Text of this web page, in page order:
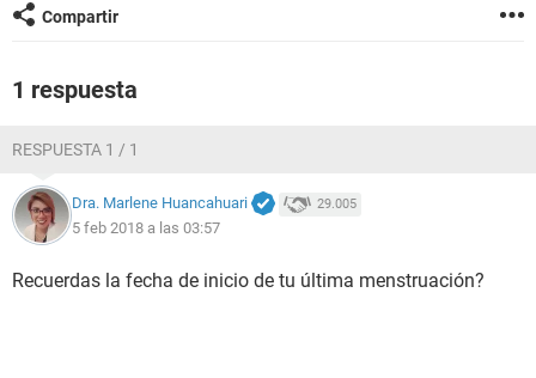
Compartir
1 respuesta
RESPUESTA 1 / 1
Dra. Marlene Huancahuari 29.005
5 feb 2018 a las 03:57
Recuerdas la fecha de inicio de tu última menstruación?